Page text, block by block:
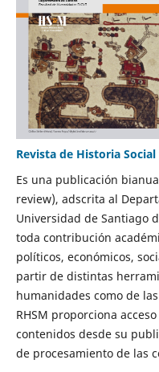
Revista de Historia
Es una publicación
review), adscrita al
Universidad de Santiago
toda contribución
políticos, económicos,
partir de distintas
humanidades como de
RHSM proporciona
contenidos desde su
de procesamiento de las